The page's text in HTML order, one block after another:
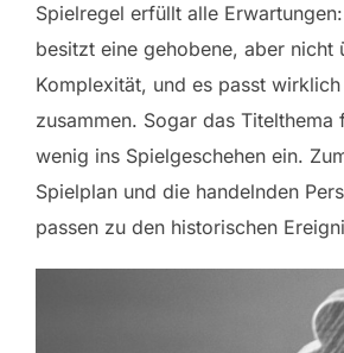
Spielregel erfüllt alle
besitzt eine gehobene, aber nicht
Komplexität, und es passt
zusammen. Sogar das Titelthema
wenig ins Spielgeschehen ein.
Spielplan und die handelnden
passen zu den historischen